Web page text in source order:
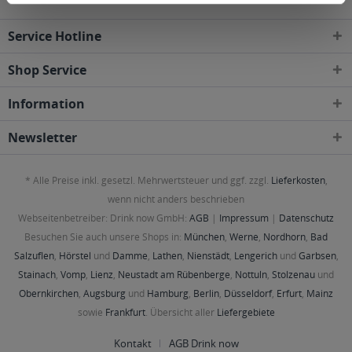
Service Hotline
Shop Service
Information
Newsletter
* Alle Preise inkl. gesetzl. Mehrwertsteuer und ggf. zzgl. Lieferkosten,
wenn nicht anders beschrieben
Webseitenbetreiber: Drink now GmbH: AGB | Impressum | Datenschutz
Besuchen Sie auch unsere Shops in: München, Werne, Nordhorn, Bad
Salzuflen, Hörstel und Damme, Lathen, Nienstädt, Lengerichund Garbsen,
Stainach, Vomp, Lienz, Neustadt am Rübenberge, Nottuln, Stolzenau und
Obernkirchen, Augsburg und Hamburg, Berlin, Düsseldorf, Erfurt, Mainz
sowie Frankfurt. Übersicht aller Liefergebiete
Kontakt AGB Drink now